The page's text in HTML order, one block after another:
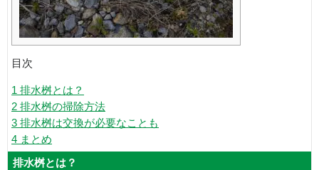
目次
1 排水桝とは？
2 排水桝の掃除方法
3 排水桝は交換が必要なことも
4 まとめ
排水桝とは？